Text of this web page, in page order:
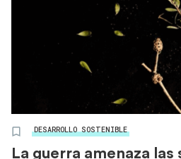
DESARROLLO SOSTENIBLE
La guerra amenaza